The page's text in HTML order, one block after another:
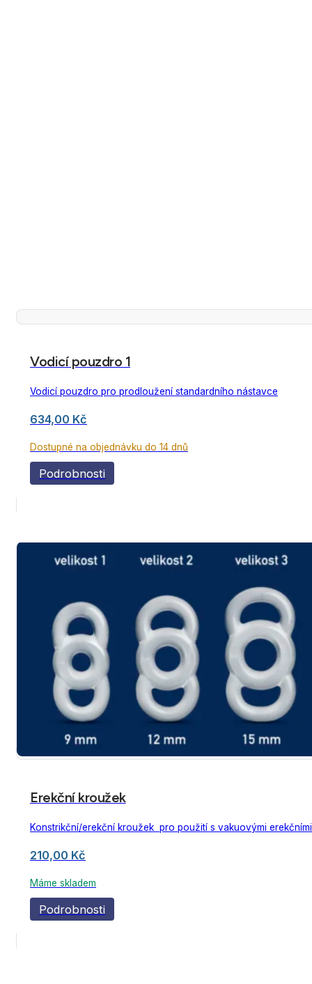
Vodicí pouzdro 1
Vodicí pouzdro pro prodloužení standardního nástavce
634,00 Kč
Dostupné na objednávku do 14 dnů
Podrobnosti
Erekční kroužek
Konstrikční/erekční kroužek pro použití s ​​vakuovými
210,00 Kč
Máme skladem
Podrobnosti